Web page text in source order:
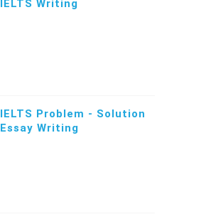
IELTS Writing
IELTS Problem - Solution
Essay Writing